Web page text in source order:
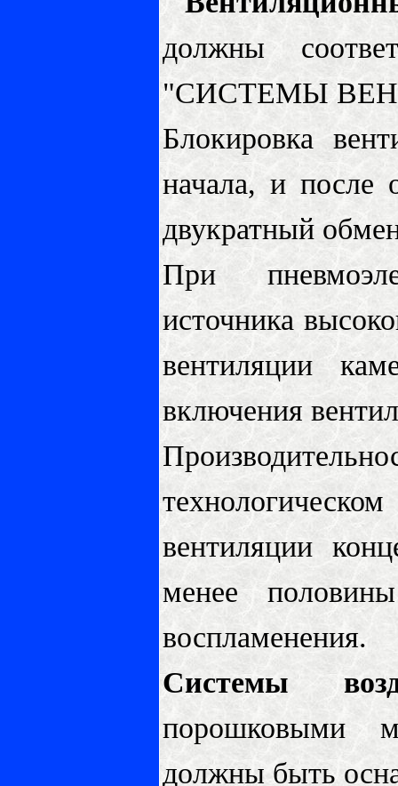
должны
"СИСТЕМЫ
Блокировка
начала, и после
двукратный
При
источника
вентиляции
включения
вентиляции
менее
воспламенения.
Системы
порошковыми
должны быть